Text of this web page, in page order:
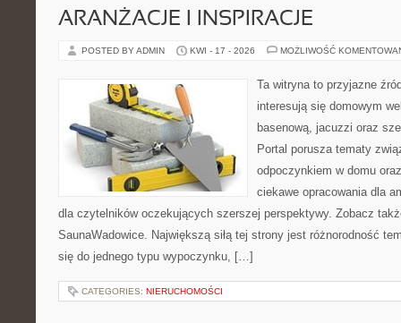
ARANŻACJE I INSPIRACJE
POSTED BY ADMIN KWI - 17 - 2026 MOŻLIWOŚĆ
Ta witryna to przyjazne
interesują się domowym
basenową, jacuzzi oraz
Portal porusza tematy
odpoczynkiem w domu
ciekawe opracowania dla
dla czytelników oczekujących szerszej perspektywy. Zobacz
SaunaWadowice. Największą siłą tej strony jest różnorodność
się do jednego typu wypoczynku, […]
CATEGORIES: NIERUCHOMOŚCI